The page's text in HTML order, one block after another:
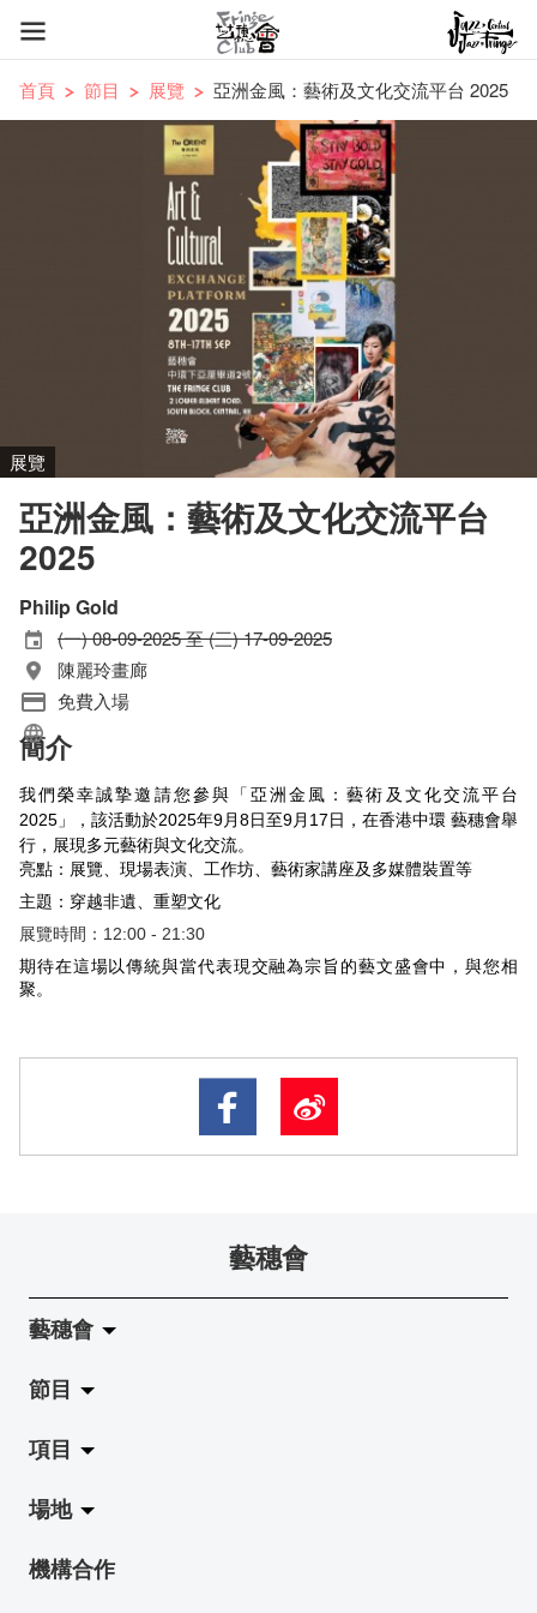
首頁 節目 展覽 亞洲金風：藝術及文化交流平台 2025
展覽
亞洲金風：藝術及文化交流平台
2025
Philip Gold
(一) 08-09-2025 至 (三) 17-09-2025
陳麗玲畫廊
免費入場
簡介
我們榮幸誠摯邀請您參與「亞洲金風：藝術及文化交流平台
2025」，該活動於2025年9月8日至9月17日，在香港中環 藝穗會舉
行，展現多元藝術與文化交流。
亮點： 展覽、現場表演、工作坊、藝術家講座及多媒體裝置等
主題： 穿越非遺
重塑文化
展覽時間：12:00 - 21:30
期待在這場以傳統與當代表現交融為宗旨的藝文盛會中，與您相
聚。
藝穗會
藝穗會
關於藝穗會
藝穗會的演化
使命與宗旨
藝穗會架構
節目
拉闊
展覽
演出
項目
Jazz-Go-Central, Jazz-Go-Fringe
LPL
場地
陳麗玲畫廊
機構合作